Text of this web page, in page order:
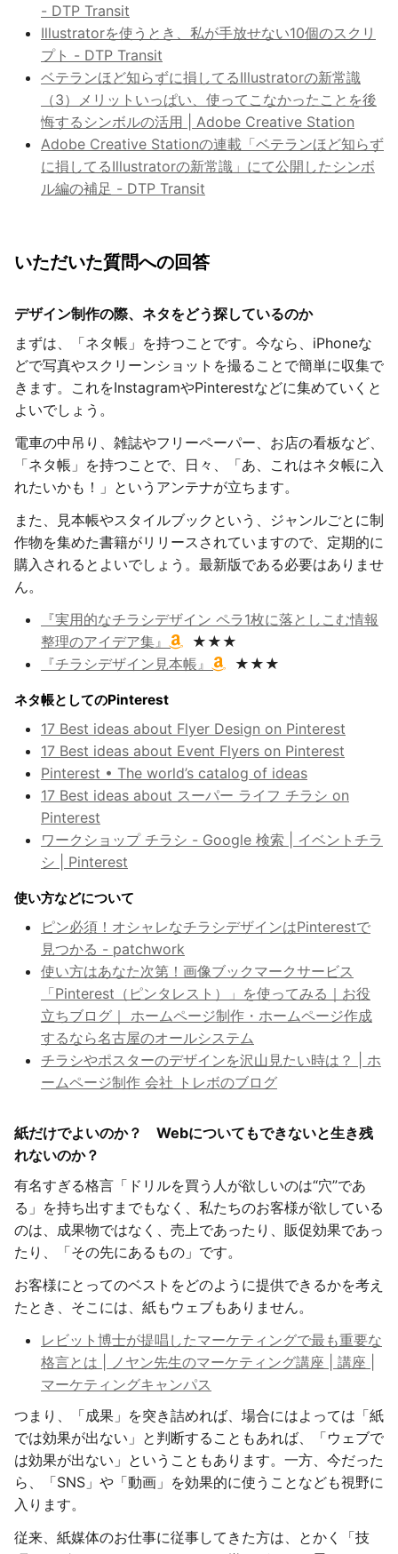
- DTP Transit
Illustratorを使うとき、私が手放せない10個のスクリ
プト - DTP Transit
ベテランほど知らずに損してるIllustratorの新常識
（3）メリットいっぱい、使ってこなかったことを後
悔するシンボルの活用 | Adobe Creative Station
Adobe Creative Stationの連載「ベテランほど知らず
に損してるIllustratorの新常識」にて公開したシンボ
ル編の補足 - DTP Transit
いただいた質問への回答
デザイン制作の際、ネタをどう探しているのか
まずは、「ネタ帳」を持つことです。今なら、iPhoneな
どで写真やスクリーンショットを撮ることで簡単に収集で
きます。これをInstagramやPinterestなどに集めていくと
よいでしょう。
電車の中吊り、雑誌やフリーペーパー、お店の看板など、
「ネタ帳」を持つことで、日々、「あ、これはネタ帳に入
れたいかも！」というアンテナが立ちます。
また、見本帳やスタイルブックという、ジャンルごとに制
作物を集めた書籍がリリースされていますので、定期的に
購入されるとよいでしょう。最新版である必要はありませ
ん。
『実用的なチラシデザイン ペラ1枚に落としこむ情報
整理のアイデア集』
★★★
『チラシデザイン見本帳』
★★★
ネタ帳としてのPinterest
17 Best ideas about Flyer Design on Pinterest
17 Best ideas about Event Flyers on Pinterest
Pinterest • The world’s catalog of ideas
17 Best ideas about スーパー ライフ チラシ on
Pinterest
ワークショップ チラシ - Google 検索 | イベントチラ
シ | Pinterest
使い方などについて
ピン必須！オシャレなチラシデザインはPinterestで
見つかる - patchwork
使い方はあなた次第！画像ブックマークサービス
「Pinterest（ピンタレスト）」を使ってみる｜お役
立ちブログ｜ ホームページ制作・ホームページ作成
するなら名古屋のオールシステム
チラシやポスターのデザインを沢山見たい時は？ | ホ
ームページ制作 会社 トレボのブログ
紙だけでよいのか？ Webについてもできないと生き残
れないのか？
有名すぎる格言「ドリルを買う人が欲しいのは“穴”であ
る」を持ち出すまでもなく、私たちのお客様が欲している
のは、成果物ではなく、売上であったり、販促効果であっ
たり、「その先にあるもの」です。
お客様にとってのベストをどのように提供できるかを考え
たとき、そこには、紙もウェブもありません。
レビット博士が提唱したマーケティングで最も重要な
格言とは | ノヤン先生のマーケティング講座 | 講座 |
マーケティングキャンパス
つまり、「成果」を突き詰めれば、場合にはよっては「紙
では効果が出ない」と判断することもあれば、「ウェブで
は効果が出ない」ということもあります。一方、今だった
ら、「SNS」や「動画」を効果的に使うことなども視野に
入ります。
従来、紙媒体のお仕事に従事してきた方は、とかく「技